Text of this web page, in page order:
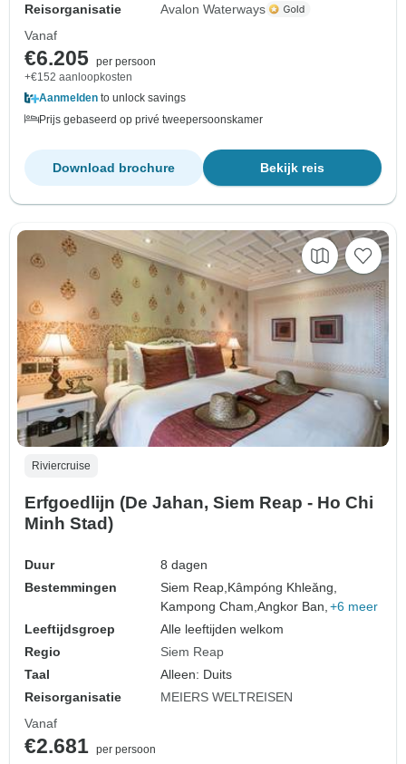
Reisorganisatie
Avalon Waterways
Vanaf
€6.205 per persoon
+€152 aanloopkosten
Aanmelden to unlock savings
Prijs gebaseerd op privé tweepersoonskamer
Bekijk reis
Download brochure
Riviercruise
Erfgoedlijn (De Jahan, Siem Reap - Ho Chi
Minh Stad)
Duur
8 dagen
Bestemmingen
Siem Reap, Kâmpóng Khleăng,
Kampong Cham,Angkor Ban, +6 meer
Leeftijdsgroep
Alle leeftijden welkom
Regio
Siem Reap
Taal
Alleen: Duits
Reisorganisatie
MEIERS WELTREISEN
Vanaf
€2.681 per persoon